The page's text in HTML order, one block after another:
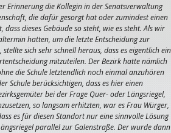
Erinnerung die Kollegin in der Senatsverwaltung
die dafür gesorgt hat oder zumindest einen
dieses Gebäude so steht, wie es steht. Als wir
hatten, um die letzte Entscheidung zur
sich sehr schnell heraus, dass es eigentlich ein
mitzuteilen. Der Bezirk hatte nämlich
die Schule letztendlich noch einmal anzuhören
Schule berücksichtigen, dass es hier einen
bei der Frage Quer- oder Längsriegel,
so langsam erhitzten, war es Frau Würger,
es für diesen Standort nur eine sinnvolle Lösung
parallel zur Galenstraße. Der wurde dann